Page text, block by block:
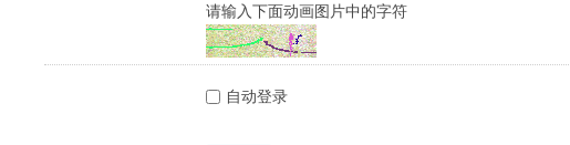
请输入下面动画图片中的字符
自动登录